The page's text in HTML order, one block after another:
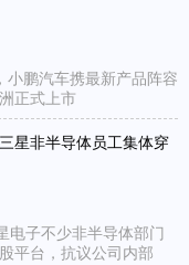
鹏汽车携最新产品阵容
正式上市
星非半导体员工集体穿
电子不少非半导体部门
平台，抗议公司内部